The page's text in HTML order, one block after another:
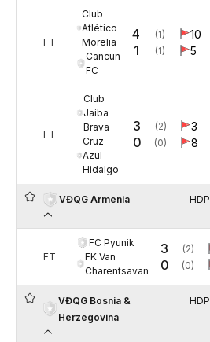
FT
Club
Atlético
Morelia
Cancun
FC
4
1
(1)
(1)
10
5
FT
Club
Jaiba
Brava
Cruz
Azul
Hidalgo
3
0
(2)
(0)
3
8
VĐQG Armenia HDP
FT
FC Pyunik
FK Van
Charentsavan
3
0
(2)
(0)
VĐQG Bosnia &
Herzegovina
HDP